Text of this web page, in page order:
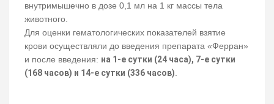
внутримышечно в дозе 0,1 мл на 1 кг массы тела
животного.
Для оценки гематологических показателей взятие
крови осуществляли до введения препарата «Ферран»
и после введения: на 1-е сутки (24 часа), 7-е сутки
(168 часов) и 14-е сутки (336 часов).